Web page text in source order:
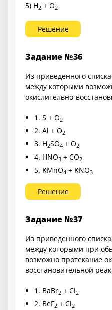
5) H2 + O2
Решение
Задание №36
Из приведенного
между которыми
окислительно-
1. S + O2
2. Al + O2
3. H2SO4 + O2
4. HNO3 + CO2
5. KMnO4 + KNO3
Решение
Задание №37
Из приведенного
между которыми при
возможно протекание
восстановительной
1. BaBr2 + Cl2
2. BeF2 + Cl2